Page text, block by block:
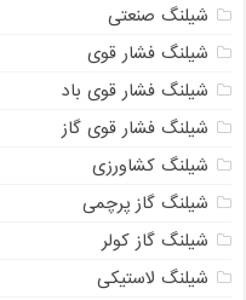
شیلنگ صنعتی
شیلنگ فشار قوی
شیلنگ فشار قوی باد
شیلنگ فشار قوی گاز
شیلنگ کشاورزی
شیلنگ گاز پرچمی
شیلنگ گاز کولر
شیلنگ لاستیکی